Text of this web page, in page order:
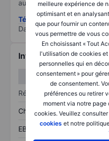
meilleure expérience de
optimisant et en
que pour fournir un
vous permettre de vous
En choisissant « Tout
l'utilisation de cookies
personnelles qui en
consentement » pour
de consentement.
préférences ou retirer
moment via notre
cookies. Veuillez
cookies et notre
au risque le plus élevé).
Télécharger la
Data provided by
Informations
Résultats
Chiffre d’affaires
EBITDA